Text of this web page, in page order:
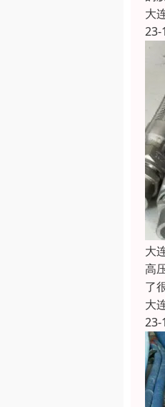
大
23-
大
高
了
大
23-